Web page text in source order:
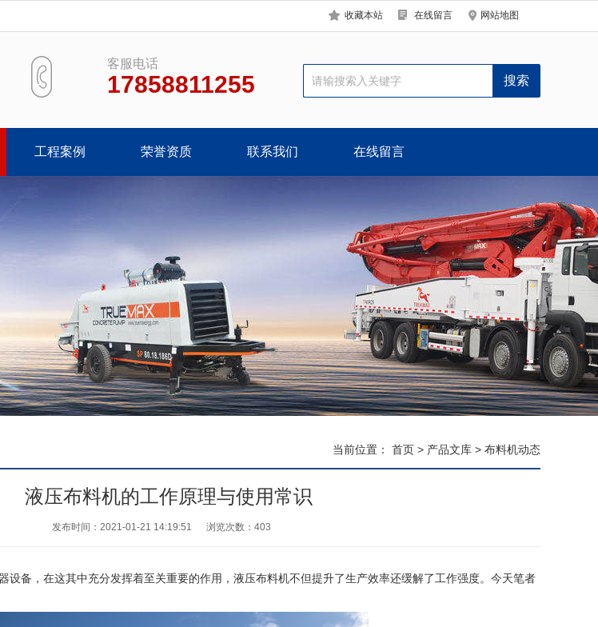
收藏本站 在线留言 网站地图
客服电话
17858811255
工程案例 荣誉资质 联系我们 在线留言
当前位置： 首页 > 产品文库 > 布料机动态
液压布料机的工作原理与使用常识
发布时间：2021-01-21 14:19:51 浏览次数： 403
设备，在这其中充分发挥着至关重要的作用，液压布料机不但提升了生产效率还缓解了工作强度。今天笔者